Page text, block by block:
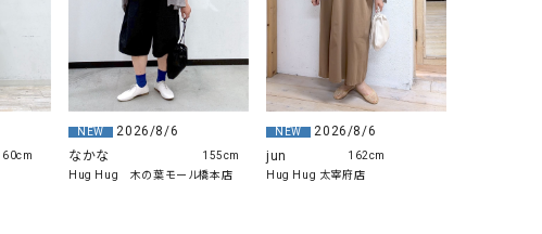
NEW
2026/8/6
なかな
Hug Hug 木の葉モール橋本店
155cm
NEW
2026/8/6
jun
Hug Hug 太宰府店
162cm